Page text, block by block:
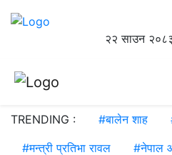
२२ साउन
TRENDING : #बालेन शाह
#मन्त्री प्रतिभा रावल #नेपाल